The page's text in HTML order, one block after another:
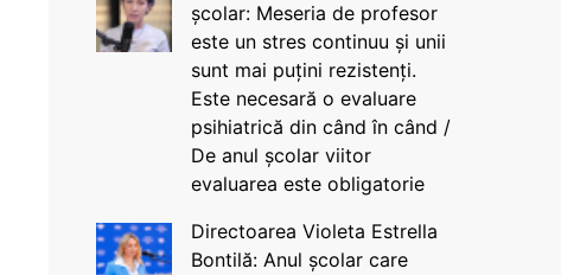
școlar: Meseria de profesor
este un stres continuu și unii
sunt mai puțini rezistenți.
Este necesară o evaluare
psihiatrică din când în când /
De anul școlar viitor
evaluarea este obligatorie
Directoarea Violeta Estrella
Bontilă: Anul școlar care